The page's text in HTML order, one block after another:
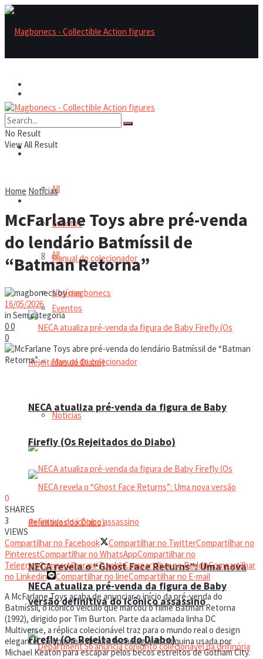
Reviews
All
Eventos
Manual do colecionador
Notícias
NECA atualiza pré-venda da figura de Baby
Firefly (Os Rejeitados do Diabo)
Reviews
All
Eventos
Manual do colecionador
Notícias
NECA atualiza pré-venda da figura de Baby
Firefly (Os Rejeitados do Diabo)
NECA revela o “Ghost Face Returns”: Uma nova
versão definitiva do icônico assassino
No Result
View All Result
Home Notícias
McFarlane Toys abre pré-venda
do lendário Batmíssil de
“Batman Retorna”
bymagbonecs
16/05/2026
in Sem categoria
00
0
0
SHARES
3
VIEWS
Compartilhar no Facebook
Compartilhar no TwitterCompartilhar no
PinterestCompartilhar no WhatsAppCompartilhar no
TelegramCompartilhar no TumblrCompartilhar no RedditCompartilhar
no Linkedin
Compartilhar no lineCompartilhar no E-mail
A McFarlane Toys acaba de anunciar o início da pré-venda do
Batmíssil, o icônico veículo que marcou o filme Batman Retorna
(1992), dirigido por Tim Burton. Parte da aclamada linha DC
Multiverse, a réplica colecionável traz para o mundo real o design
elegante, compacto e de alta tecnologia da máquina usada por
Michael Keaton para escapar pelos becos estreitos de Gotham City.